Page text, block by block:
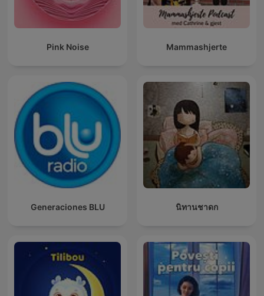
Pink Noise Mammashjerte
Generaciones BLU นิทานชาดก